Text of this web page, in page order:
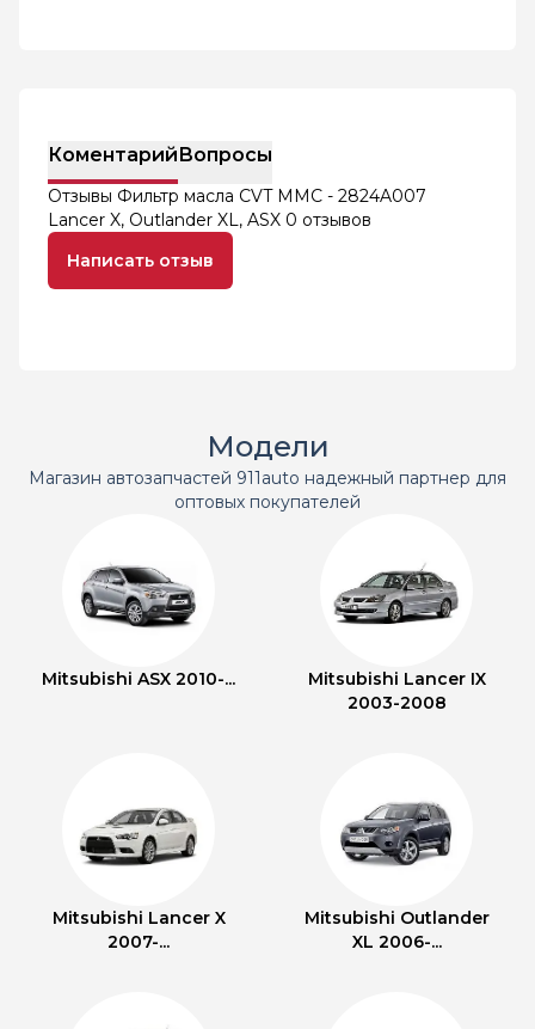
КоментарийВопросы
Отзывы Фильтр масла CVT MMC - 2824A007
Lancer X, Outlander XL, ASX 0 отзывов
Написать отзыв
Модели
Магазин автозапчастей 911auto надежный партнер для
оптовых покупателей
Mitsubishi ASX 2010-...
Mitsubishi Lancer IX
2003-2008
Mitsubishi Lancer X
2007-...
Mitsubishi Outlander
XL 2006-...